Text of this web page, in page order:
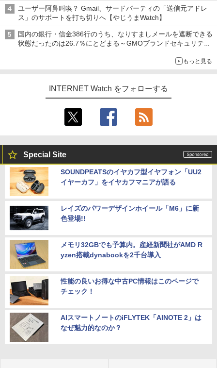
ユーザー阿鼻叫喚？ Gmail、サードパーティの「送信元アドレ
ス」のサポートを打ち切りへ【やじうまWatch】
国内の銀行・信金386行のうち、なりすましメールを遮断できる
状態だったのは26.7％にとどまる～GMOブランドセキュリティ
もっと見る
INTERNET Watch をフォローする
Special Site
SOUNDPEATSのイヤカフ型イヤフォン「UU2
イヤーカフ」をイヤカフマニアが語る
レイズのパワーデザインホイール「M6」に新
色登場!!
メモリ32GBでも予算内。産経新聞社がAMD R
yzen搭載dynabookを2千台導入
性能の良いお得な中古PC情報はこのページで
チェック！
AIスマートノートのiFLYTEK「AINOTE 2」は
なぜ魅力的なのか？